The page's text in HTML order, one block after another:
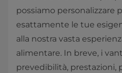
possiamo personalizzare
esattamente le tue
alla nostra vasta
alimentare. In breve, i
prevedibilità, prestazioni,